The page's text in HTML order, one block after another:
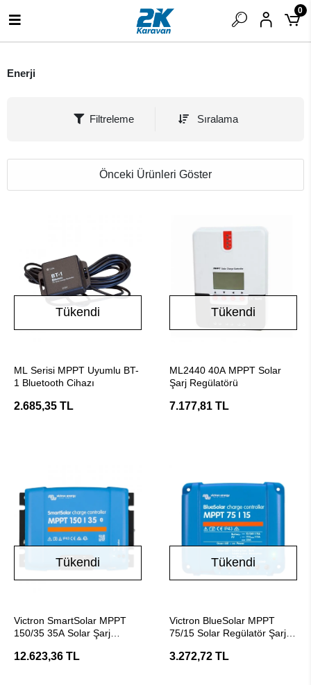
0
Enerji
Filtreleme Sıralama
Önceki Ürünleri Göster
Tükendi
ML Serisi MPPT Uyumlu BT-
1 Bluetooth Cihazı
2.685,35 TL
Tükendi
ML2440 40A MPPT Solar
Şarj Regülatörü
7.177,81 TL
Tükendi
Victron SmartSolar MPPT
150/35 35A Solar Şarj
)12.623,36 TL
Tükendi
Victron BlueSolar MPPT
75/15 Solar Regülatör Şarj
3.272,72 TL